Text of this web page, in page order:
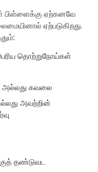
ஏற்கனவே
ஏற்படுகிறது.
தொற்றுநோய்கள்
அல்லது கவலை
அவற்றின்
தண்டுவட